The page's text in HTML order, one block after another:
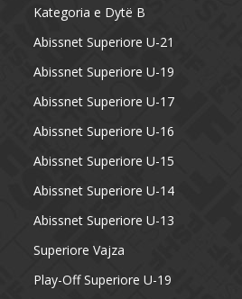
Kategoria e Dytë B
Abissnet Superiore U-21
Abissnet Superiore U-19
Abissnet Superiore U-17
Abissnet Superiore U-16
Abissnet Superiore U-15
Abissnet Superiore U-14
Abissnet Superiore U-13
Superiore Vajza
Play-Off Superiore U-19